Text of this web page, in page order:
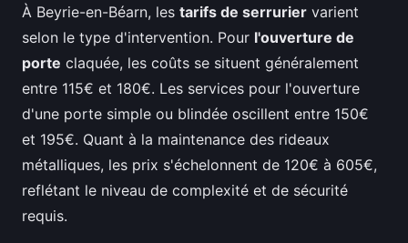
À Beyrie-en-Béarn, les tarifs de serrurier varient
selon le type d'intervention. Pour l'ouverture de
porte claquée, les coûts se situent généralement
entre 115€ et 180€. Les services pour l'ouverture
d'une porte simple ou blindée oscillent entre 150€
et 195€. Quant à la maintenance des rideaux
métalliques, les prix s'échelonnent de 120€ à 605€,
reflétant le niveau de complexité et de sécurité
requis.